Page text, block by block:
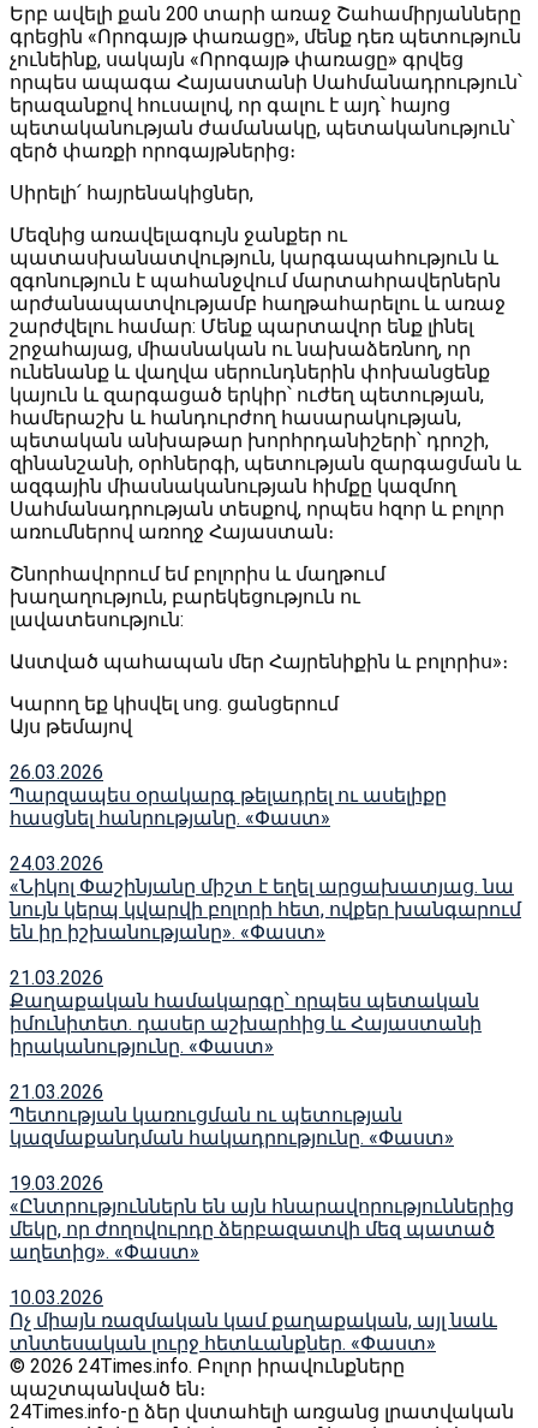
Երբ ավելի քան 200 տարի առաջ Շահամիրյանները
գրեցին «Որոգայթ փառացը», մենք դեռ պետություն
չունեինք, սակայն «Որոգայթ փառացը» գրվեց
որպես ապագա Հայաստանի Սահմանադրություն՝
երազանքով հուսալով, որ գալու է այդ՝ հայոց
պետականության ժամանակը, պետականություն՝
զերծ փառքի որոգայթներից։
Սիրելի՛ հայրենակիցներ,
Մեզնից առավելագույն ջանքեր ու
պատասխանատվություն, կարգապահություն և
զգոնություն է պահանջվում մարտահրավերներն
արժանապատվությամբ հաղթահարելու և առաջ
շարժվելու համար: Մենք պարտավոր ենք լինել
շրջահայաց, միասնական ու նախաձեռնող, որ
ունենանք և վաղվա սերունդներին փոխանցենք
կայուն և զարգացած երկիր՝ ուժեղ պետության,
համերաշխ և հանդուրժող հասարակության,
պետական անխաթար խորհրդանիշերի՝ դրոշի,
զինանշանի, օրհներգի, պետության զարգացման և
ազգային միասնականության հիմքը կազմող
Սահմանադրության տեսքով, որպես հզոր և բոլոր
առումներով առողջ Հայաստան։
Շնորհավորում եմ բոլորիս և մաղթում
խաղաղություն, բարեկեցություն ու
լավատեսություն:
Աստված պահապան մեր Հայրենիքին և բոլորիս»։
Կարող եք կիսվել սոց․ ցանցերում
Այս թեմայով
26.03.2026
Պարզապես օրակարգ թելադրել ու ասելիքը
հասցնել հանրությանը. «Փաստ»
24.03.2026
«Նիկոլ Փաշինյանը միշտ է եղել արցախատյաց. նա
նույն կերպ կվարվի բոլորի հետ, ովքեր խանգարում
են իր իշխանությանը». «Փաստ»
21.03.2026
Քաղաքական համակարգը՝ որպես պետական
իմունիտետ. դասեր աշխարհից և Հայաստանի
իրականությունը. «Փաստ»
21.03.2026
Պետության կառուցման ու պետության
կազմաքանդման հակադրությունը. «Փաստ»
19.03.2026
«Ընտրություններն են այն հնարավորություններից
մեկը, որ ժողովուրդը ձերբազատվի մեզ պատած
աղետից». «Փաստ»
10.03.2026
Ոչ միայն ռազմական կամ քաղաքական, այլ նաև
տնտեսական լուրջ հետևանքներ. «Փաստ»
© 2026 24Times.info․ Բոլոր իրավունքները
պաշտպանված են։
24Times.info-ը ձեր վստահելի առցանց լրատվական